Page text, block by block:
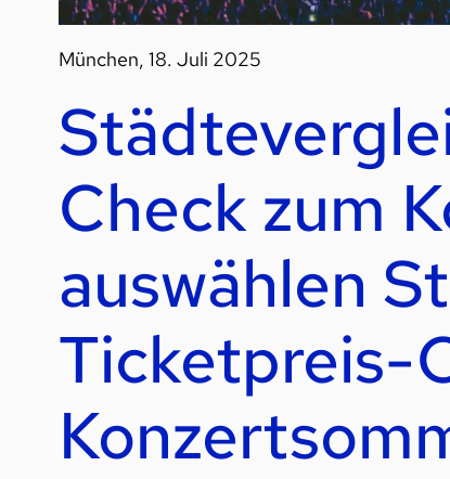
München, 18. Juli 2025
Check zum
auswählen
Ticketpreis-